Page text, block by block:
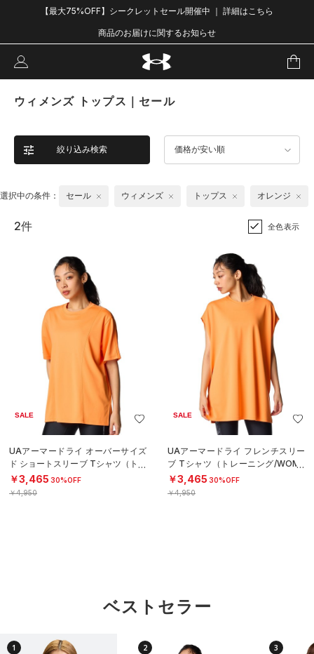
【最大75%OFF】シークレットセール開催中 ｜ 詳細はこちら
商品のお届けに関するお知らせ
ウィメンズ トップス｜セール
絞り込み検索 価格が安い順
選択中の条件： セール ウィメンズ トップス オレンジ
2件 全色表示
SALE
UAアーマードライ オーバーサイズ
ド ショートスリーブ Tシャツ（トレ
ーニング/WOMEN）
￥3,465 30%OFF
￥4,950
SALE
UAアーマードライ フレンチスリー
ブ Tシャツ（トレーニング/WOME
N）
￥3,465 30%OFF
￥4,950
ベストセラー
1 2 3